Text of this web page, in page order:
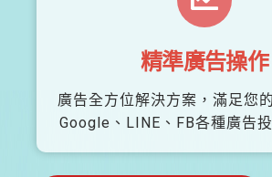
精準廣告操作
廣告全方位解決方案，滿足您
Google、LINE、FB各種廣告投